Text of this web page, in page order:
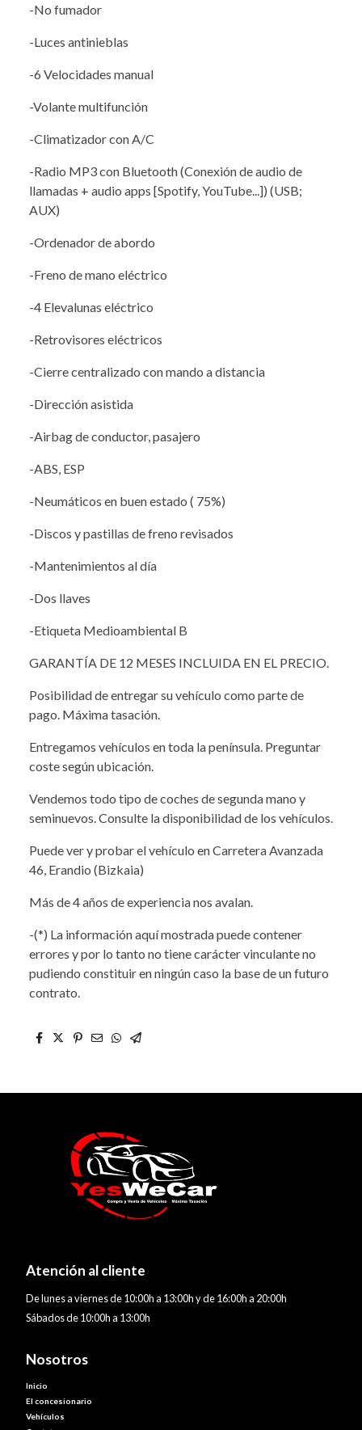
-No fumador
-Luces antinieblas
-6 Velocidades manual
-Volante multifunción
-Climatizador con A/C
-Radio MP3 con Bluetooth (Conexión de audio de
llamadas + audio apps [Spotify, YouTube...]) (USB;
AUX)
-Ordenador de abordo
-Freno de mano eléctrico
-4 Elevalunas eléctrico
-Retrovisores eléctricos
-Cierre centralizado con mando a distancia
-Dirección asistida
-Airbag de conductor, pasajero
-ABS, ESP
-Neumáticos en buen estado ( 75%)
-Discos y pastillas de freno revisados
-Mantenimientos al día
-Dos llaves
-Etiqueta Medioambiental B
GARANTÍA DE 12 MESES INCLUIDA EN EL PRECIO.
Posibilidad de entregar su vehículo como parte de
pago. Máxima tasación.
Entregamos vehículos en toda la península. Preguntar
coste según ubicación.
Vendemos todo tipo de coches de segunda mano y
seminuevos. Consulte la disponibilidad de los vehículos.
Puede ver y probar el vehículo en Carretera Avanzada
46, Erandio (Bizkaia)
Más de 4 años de experiencia nos avalan.
-(*) La información aquí mostrada puede contener
errores y por lo tanto no tiene carácter vinculante no
pudiendo constituir en ningún caso la base de un futuro
contrato.
Atención al cliente
De lunes a viernes de 10:00h a 13:00h y de 16:00h a 20:00h
Sábados de 10:00h a 13:00h
Nosotros
Inicio
El concesionario
Vehículos